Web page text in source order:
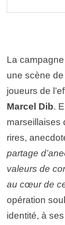
La
une scène
joueurs de
Marcel Dib.
marseillaises
rires,
partage
valeurs de
au cœur de
opération
identité, à